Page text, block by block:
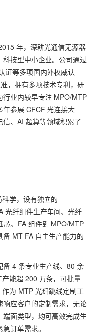
年，深耕光通信无源器
技型中小企业。公司通过
证等多项国内外权威认
，拥有多项技术专利，研
行业内较早专注 MPO/MTP
年参展 CFCF 光连接大
、AI 超算等领域积累了
学，设有独立的
光纤组件生产车间、光纤
芯、FA 组件到 MPO/MTP
MT-FA 自主生产能力的
备 4 条专业生产线、80 余
能超 200 万条，可批量
为 MTP 光纤跳线定制工
响应客户的定制需求，无论
面类型，均可高效完成生
订单需求。